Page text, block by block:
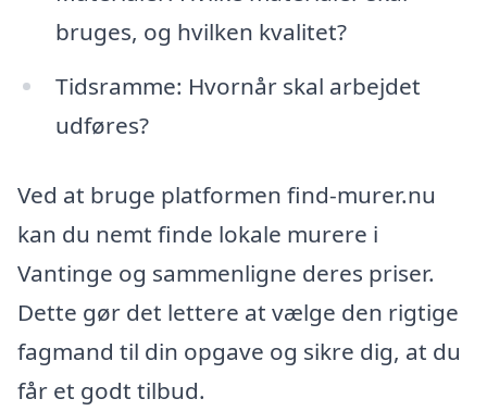
bruges, og hvilken kvalitet?
Tidsramme: Hvornår skal arbejdet
udføres?
Ved at bruge platformen find-murer.nu
kan du nemt finde lokale murere i
Vantinge og sammenligne deres priser.
Dette gør det lettere at vælge den rigtige
fagmand til din opgave og sikre dig, at du
får et godt tilbud.